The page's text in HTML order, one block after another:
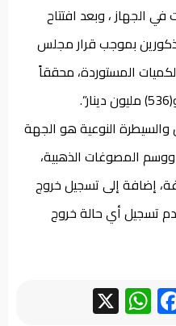
الجهاز ، وبعد افتتاح
بموجب قرار مجلس
المستوردة، محققاً
والسيطرة النوعية هو الجهة
المصوغات الذهبية،
إضافة إلى تسجيل خروج
تسجيل أي حالة خروج
Facebook
WhatsApp